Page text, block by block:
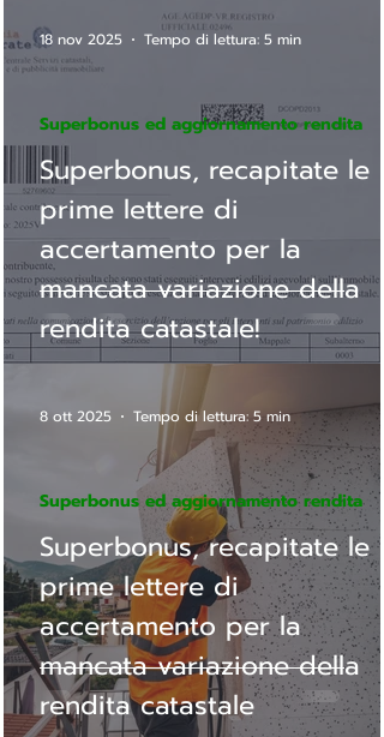
Superbonus, recapitate le
prime lettere di
accertamento per la
mancata variazione della
rendita catastale!
Superbonus ed aggiornamento rendita
18 nov 2025 Tempo di lettura: 5 min
Superbonus, recapitate le
prime lettere di
accertamento per la
mancata variazione della
rendita catastale
Superbonus ed aggiornamento rendita
8 ott 2025 Tempo di lettura: 5 min